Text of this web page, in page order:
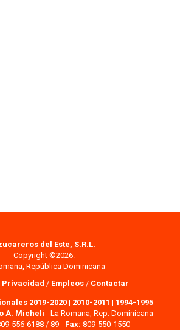
del Este, S.R.L.
Copyright ©2026.
República Dominicana
Privacidad / Empleos / Contactar
2019-2020| 2010-2011 | 1994-1995
A. Micheli - La Romana, Rep. Dominicana
556-6188 / 89 - Fax: 809-550-1550